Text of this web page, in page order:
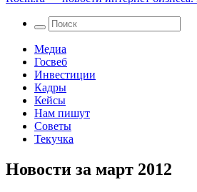
Медиа
Госвеб
Инвестиции
Кадры
Кейсы
Нам пишут
Советы
Текучка
Новости за март 2012